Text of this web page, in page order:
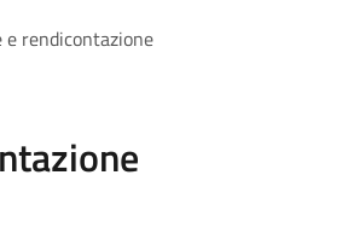
e rendicontazione